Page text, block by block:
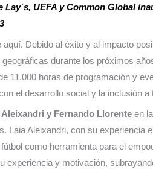
Lay´s, UEFA y Common Global
Debido al éxito y al impacto
durante los próximos
11.000 horas de programación y
el desarrollo social y la inclusión a
Aleixandri y Fernando Llorente en
Laia Aleixandri, con su experiencia
como herramienta para el
experiencia y motivación,